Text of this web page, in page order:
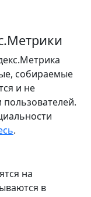
собираемые
и не
.
на
в